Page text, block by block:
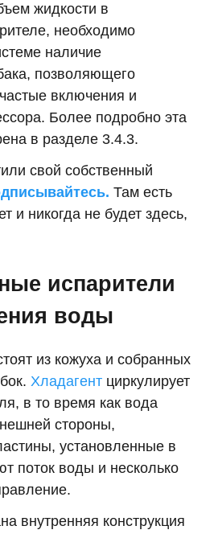
жидкости в
необходимо
наличие
позволяющего
включения и
Более подробно эта
в разделе 3.4.3.
свой собственный
Там есть
и никогда не будет здесь,
испарители
воды
из кожуха и собранных
Хладагент циркулирует
в то время как вода
стороны,
установленные в
поток воды и несколько
внутренняя конструкция